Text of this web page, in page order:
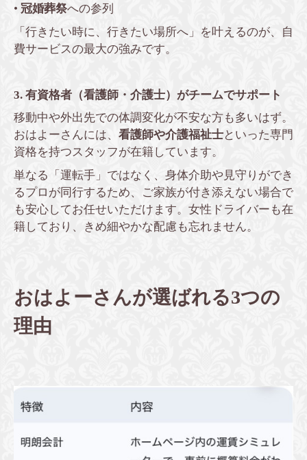
• 冠婚葬祭への参列
「行きたい時に、行きたい場所へ」を叶えるのが、自
費サービスの最大の強みです。
3. 有資格者（看護師・介護士）がチームでサポート
移動中や外出先での体調変化が不安な方も多いはず。
おはよーさんには、 看護師や介護福祉士といった専門
資格を持つスタッフが在籍しています。
単なる「運転手」ではなく、身体介助や見守りができ
るプロが同行するため、ご家族が付き添えない場合で
も安心してお任せいただけます。女性ドライバーも在
籍しており、きめ細やかな配慮も忘れません。
おはよーさんが選ばれる3つの
理由